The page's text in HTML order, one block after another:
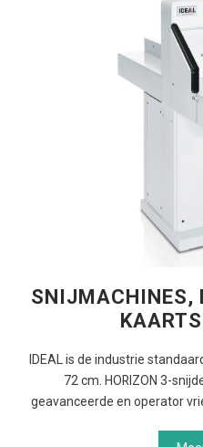
SNIJMACHINES,
IDEAL is de industrie
72 cm. HORIZON 3-
geavanceerde en operator